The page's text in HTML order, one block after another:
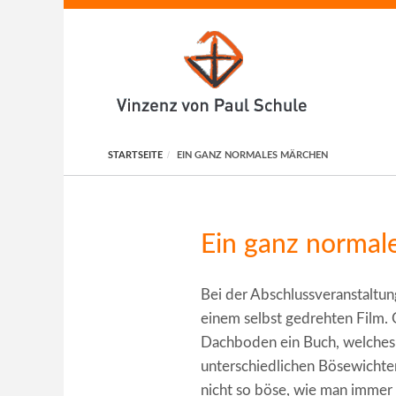
Direkt zum Inhalt
STARTSEITE EIN GANZ NORMALES MÄRCHEN
Ein ganz
Bei der
einem selbst gedrehten Film.
Dachboden ein Buch,
unterschiedlichen
nicht so böse, wie man